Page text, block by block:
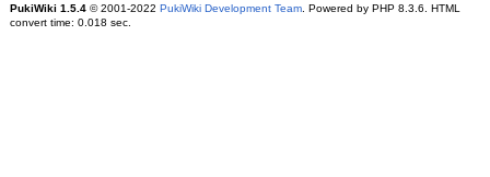
PukiWiki 1.5.4© 2001-2022 PukiWiki Development Team. Powered by PHP 8.3.6. HTML
convert time: 0.018 sec.